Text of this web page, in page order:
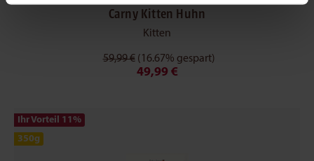
Ihnen nicht persönlich zuordnen kann, sie aber zu
eigenen Zwecken (z.B. Produktverbesserungen,
Carny Kitten Huhn
Kitten
59,99 € (16.67% gespart)
49,99 €
Ihr Vorteil 11 %
350g